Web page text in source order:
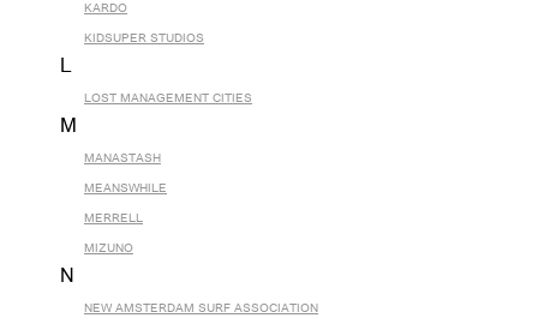
KARDO
KIDSUPER STUDIOS
L
LOST MANAGEMENT CITIES
M
MANASTASH
MEANSWHILE
MERRELL
MIZUNO
N
NEW AMSTERDAM SURF ASSOCIATION